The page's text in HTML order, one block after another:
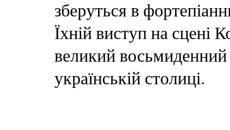
зберуться в
Їхній виступ на сцені
великий
українській столиці.